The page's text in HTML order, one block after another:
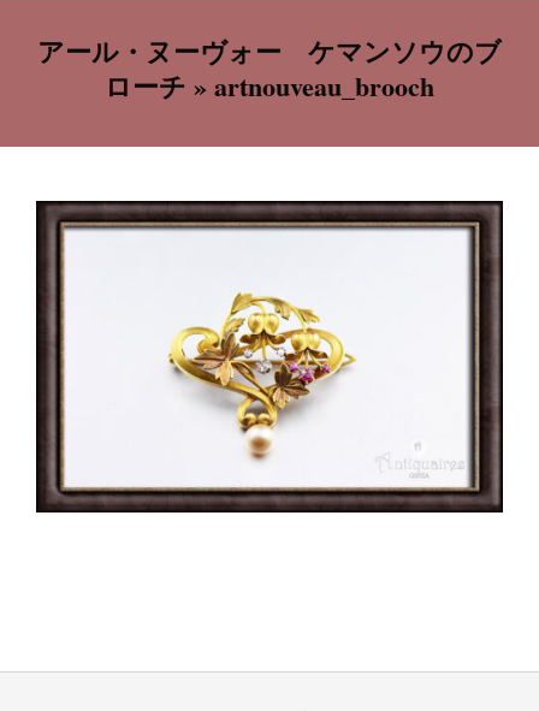
Menu
アール・ヌーヴォー ケマンソウのブ
ローチ » artnouveau_brooch
06-